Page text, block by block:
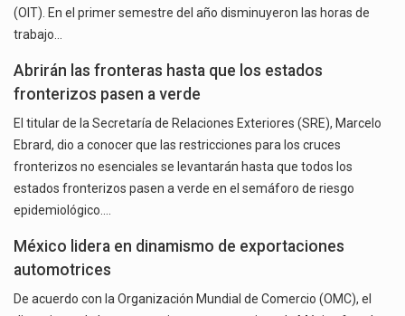
(OIT). En el primer semestre del año disminuyeron las horas de
trabajo…
Abrirán las fronteras hasta que los estados
fronterizos pasen a verde
El titular de la Secretaría de Relaciones Exteriores (SRE), Marcelo
Ebrard, dio a conocer que las restricciones para los cruces
fronterizos no esenciales se levantarán hasta que todos los
estados fronterizos pasen a verde en el semáforo de riesgo
epidemiológico.…
México lidera en dinamismo de exportaciones
automotrices
De acuerdo con la Organización Mundial de Comercio (OMC), el